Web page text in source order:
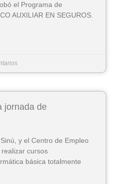
el Programa de
AUXILIAR EN SEGUROS.
jornada de
y el Centro de Empleo
cursos
básica totalmente